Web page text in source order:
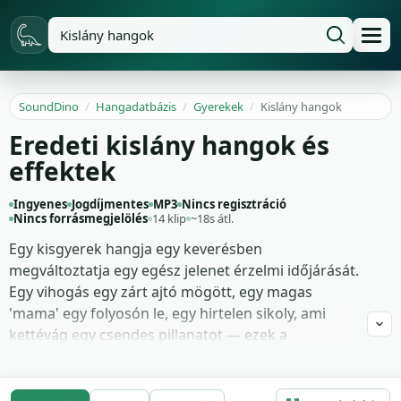
SoundDino / Hangadatbázis / Gyerekek / Kislány hangok
Eredeti kislány hangok és
effektek
Ingyenes Jogdíjmentes MP3 Nincs regisztráció
Nincs forrásmegjelölés 14 klip ~18s átl.
Egy kisgyerek hangja egy keverésben
megváltoztatja egy egész jelenet érzelmi időjárását.
Egy vihogás egy zárt ajtó mögött, egy magas
'mama' egy folyosón le, egy hirtelen sikoly, ami
kettévág egy csendes pillanatot — ezek a
hangtervező elhelyezhet. Az animátorok értük